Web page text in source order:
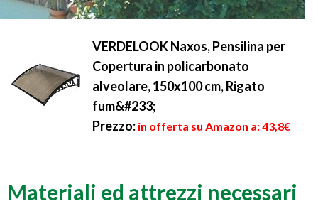
VERDELOOK Naxos, Pensilina per
Copertura in policarbonato
alveolare, 150x100 cm, Rigato
fum&#233;
Prezzo: in offerta su Amazon a: 43,8€
Materiali ed attrezzi necessari